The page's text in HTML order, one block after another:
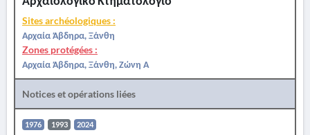
Sites archéologiques :
Αρχαία Άβδηρα, Ξάνθη
Zones protégées :
Αρχαία Άβδηρα, Ξάνθη, Ζώνη Α
Notices et opérations liées
1976 1993 2024